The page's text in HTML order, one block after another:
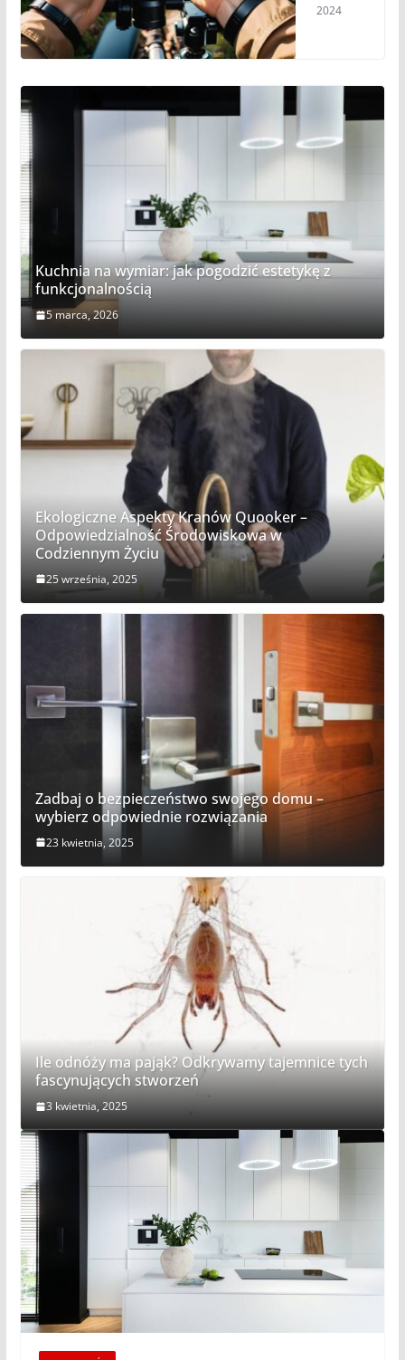
2024
Kuchnia na wymiar: jak pogodzić estetykę z
funkcjonalnością
5 marca, 2026
Ekologiczne Aspekty Kranów Quooker –
Odpowiedzialność Środowiskowa w
Codziennym Życiu
25 września, 2025
Zadbaj o bezpieczeństwo swojego domu –
wybierz odpowiednie rozwiązania
23 kwietnia, 2025
Ile odnóży ma pająk? Odkrywamy tajemnice tych
fascynujących stworzeń
3 kwietnia, 2025